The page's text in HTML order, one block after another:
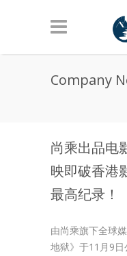
Company
尚乘出品电
映即破香港
最高纪录！
由尚乘旗下全球
地狱》于11月9日